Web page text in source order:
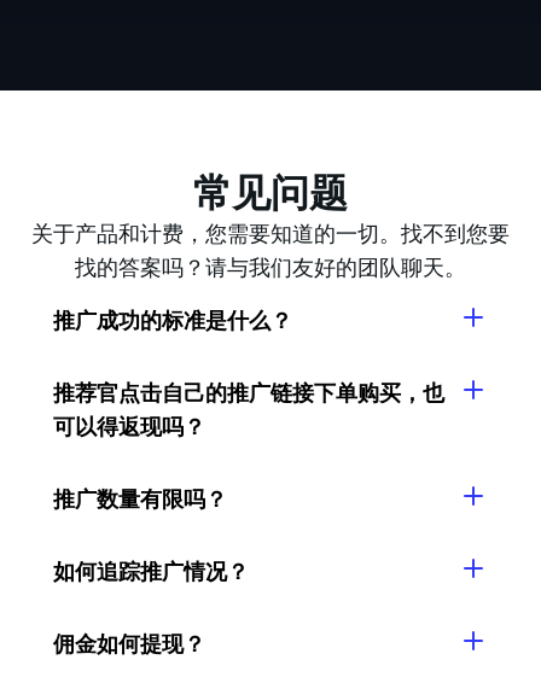
常见问题
关于产品和计费，您需要知道的一切。找不到您要
找的答案吗？请与我们友好的团队聊天。
推广成功的标准是什么？
推荐官点击自己的推广链接下单购买，也
可以得返现吗？
推广数量有限吗？
如何追踪推广情况？
佣金如何提现？